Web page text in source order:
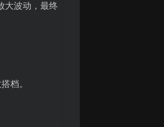
大波动，最终
档。